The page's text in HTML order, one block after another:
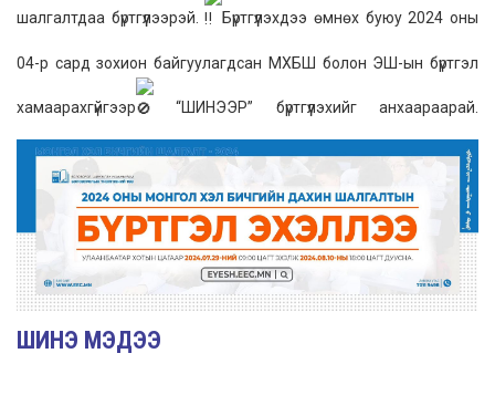
шалгалтдаа бүртгүүлээрэй. Бүртгүүлэхдээ өмнөх буюу 2024 оны
04-р сард зохион байгуулагдсан МХБШ болон ЭШ-ын бүртгэл
хамаарахгүйгээр “ШИНЭЭР” бүртгүүлэхийг анхаараарай.
ШИНЭ МЭДЭЭ